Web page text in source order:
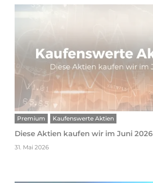
Premium Kaufenswerte Aktien
Diese Aktien kaufen wir im Juni 2026
31. Mai 2026